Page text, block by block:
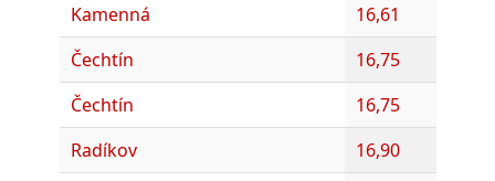
Kamenná
16,61
Čechtín
16,75
Čechtín
16,75
Radíkov
16,90